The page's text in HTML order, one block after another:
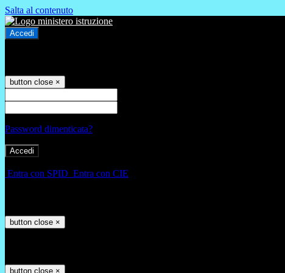
Salta al contenuto
Accedi
button close ×
Password dimenticata?
Entra con SPID Entra con CIE
button close ×
button close ×